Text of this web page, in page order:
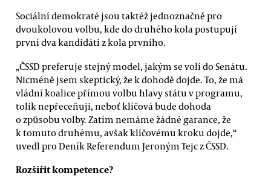
Sociální demokraté jsou taktéž jednoznačně pro
dvoukolovou volbu, kde do druhého kola postupují
první dva kandidáti z kola prvního.
„ČSSD preferuje stejný model, jakým se volí do Senátu.
Nicméně jsem skeptický, že k dohodě dojde. To, že má
vládní koalice přímou volbu hlavy státu v programu,
tolik nepřeceňuji, neboť klíčová bude dohoda
o způsobu volby. Zatím nemáme žádné garance, že
k tomuto druhému, avšak klíčovému kroku dojde,“
uvedl pro Deník Referendum Jeroným Tejc z ČSSD.
Rozšířit kompetence?